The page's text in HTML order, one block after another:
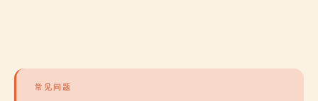
常见问题